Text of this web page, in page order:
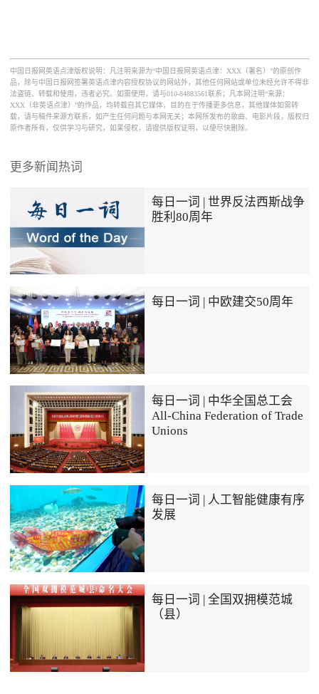
中国日报网英语点津版权说明：凡注明来源为“中国日报网英语点津：XXX（署名）”的原创作
品，除与中国日报网签署英语点津内容授权协议的网站外，其他任何网站或单位未经允许不得非
法盗链、转载和使用，违者必究。如需使用，请与010-84883561联系；凡本网注明“来源：
XXX（非英语点津）”的作品，均转载自其它媒体，目的在于传播更多信息，其他媒体如需转
载，请与稿件来源方联系，如产生任何问题与本网无关；本网所发布的歌曲、电影片段，版权归
原作者所有，仅供学习与研究，如果侵权，请提供版权证明，以便尽快删除。
更多新闻热词
每日一词 | 世界反法西斯战争
胜利80周年
每日一词 | 中欧建交50周年
每日一词 | 中华全国总工会
All-China Federation of Trade
Unions
每日一词 | 人工智能健康有序
发展
每日一词 | 全国双拥模范城
（县）